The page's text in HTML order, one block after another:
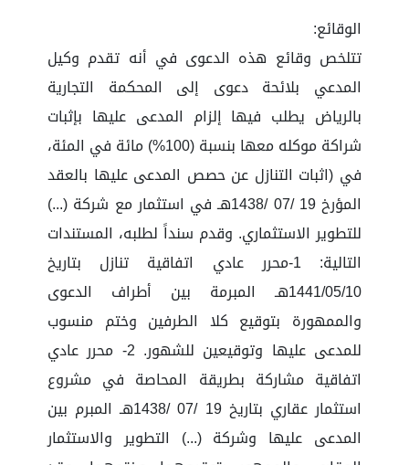
الوقائع:
تتلخص وقائع هذه الدعوى في أنه تقدم وكيل
المدعي بلائحة دعوى إلى المحكمة التجارية
بالرياض يطلب فيها إلزام المدعى عليها بإثبات
شراكة موكله معها بنسبة (100%) مائة في المئة،
في (اثبات التنازل عن حصص المدعى عليها بالعقد
المؤرخ 19 /07 /1438هـ في استثمار مع شركة (...)
للتطوير الاستثماري. وقدم سنداً لطلبه، المستندات
التالية: 1-محرر عادي اتفاقية تنازل بتاريخ
1441/05/10هـ المبرمة بين أطراف الدعوى
والممهورة بتوقيع كلا الطرفين وختم منسوب
للمدعى عليها وتوقيعين للشهور. 2- محرر عادي
اتفاقية مشاركة بطريقة المحاصة في مشروع
استثمار عقاري بتاريخ 19 /07 /1438هـ المبرم بين
المدعى عليها وشركة (...) التطوير والاستثمار